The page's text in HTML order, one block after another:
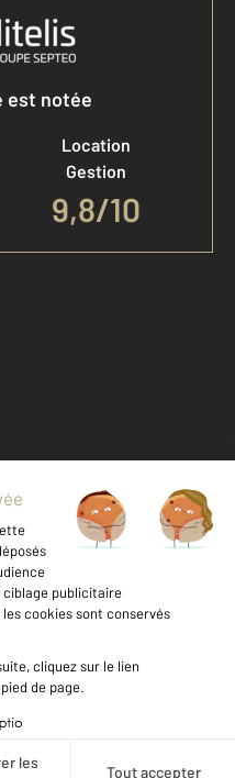
est notée
Location
Gestion
9,8/10
cookies